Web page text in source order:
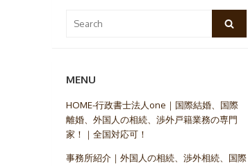
Search
MENU
HOME-行政書士法人one｜国際結婚、国際
離婚、外国人の相続、渉外戸籍業務の専門
家！｜全国対応可！
事務所紹介｜外国人の相続、渉外相続、国際